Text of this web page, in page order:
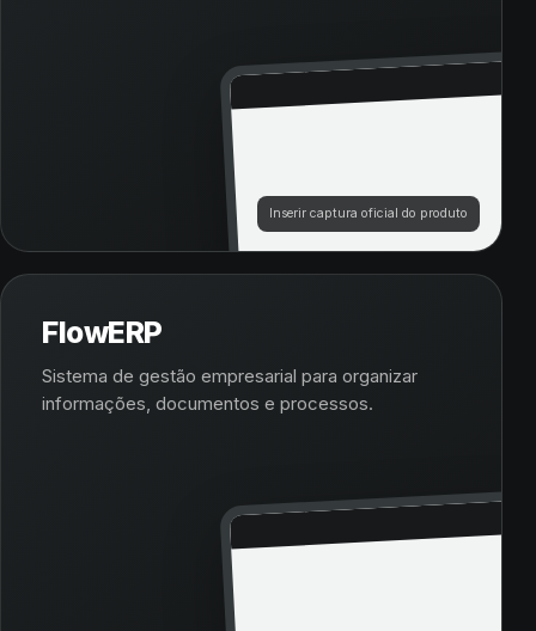
Inserir captura oficial do produto
FlowERP
Sistema de gestão empresarial para organizar
informações, documentos e processos.